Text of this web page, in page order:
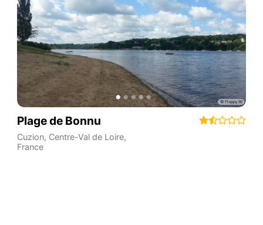
Plage de Bonnu
Cuzion, Centre-Val de Loire,
France